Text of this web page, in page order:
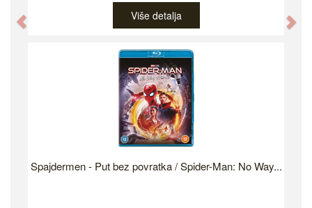
Više detalja
Spajdermen - Put bez povratka / Spider-Man: No Way...